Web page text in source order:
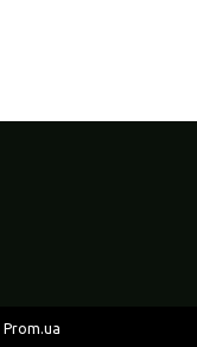
Prom.ua